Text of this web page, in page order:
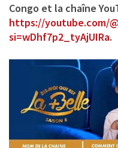
Congo et la chaîne
https://youtube.com/
si=wDhf7p2_tyAjUIRa.